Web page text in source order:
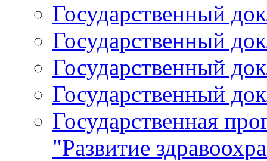
Государственный
Государственный
Государственный
Государственный
Государственная
"Развитие